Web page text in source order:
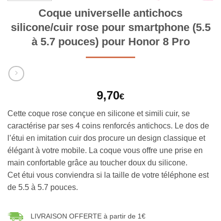
Coque universelle antichocs
silicone/cuir rose pour smartphone (5.5
à 5.7 pouces) pour Honor 8 Pro
9,70€
Cette coque rose conçue en silicone et simili cuir, se
caractérise par ses 4 coins renforcés antichocs. Le dos de
l’étui en imitation cuir dos procure un design classique et
élégant à votre mobile. La coque vous offre une prise en
main confortable grâce au toucher doux du silicone.
Cet étui vous conviendra si la taille de votre téléphone est
de 5.5 à 5.7 pouces.
LIVRAISON OFFERTE à partir de 1€